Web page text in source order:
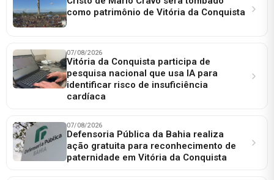
como patrimônio de Vitória da Conquista
07/08/2026
Vitória da Conquista participa de
pesquisa nacional que usa IA para
identificar risco de insuficiência
cardíaca
07/08/2026
Defensoria Pública da Bahia realiza
ação gratuita para reconhecimento de
paternidade em Vitória da Conquista